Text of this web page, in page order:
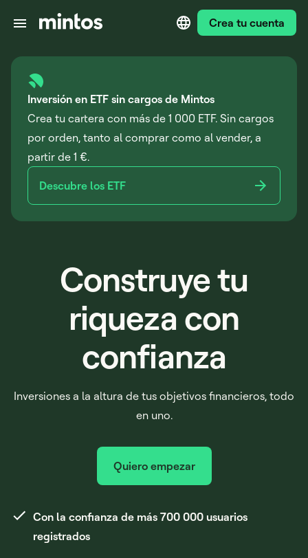
Crea tu cuenta
Inversión en ETF sin cargos de Mintos
Crea tu cartera con más de 1 000 ETF. Sin cargos
por orden, tanto al comprar como al vender, a
partir de 1 €.
Descubre los ETF
Construye tu
riqueza con
confianza
Inversiones a la altura de tus objetivos financieros, todo
en uno.
Quiero empezar
Con la confianza de más 700 000 usuarios
registrados